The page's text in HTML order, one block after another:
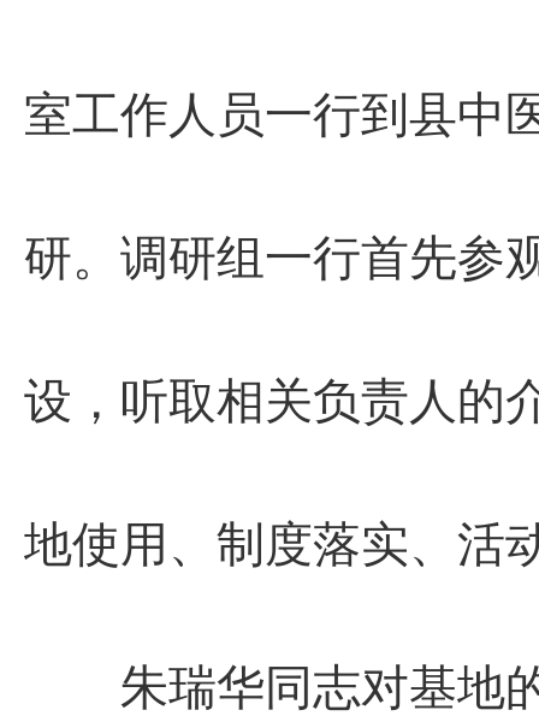
室工作人员一行到县中
研。调研组一行首先参
设，听取相关负责人的
地使用、制度落实、活
朱瑞华同志对基地的